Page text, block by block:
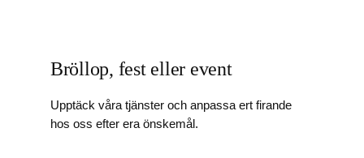
Bröllop, fest eller event
Upptäck våra tjänster och anpassa ert firande
hos oss efter era önskemål.